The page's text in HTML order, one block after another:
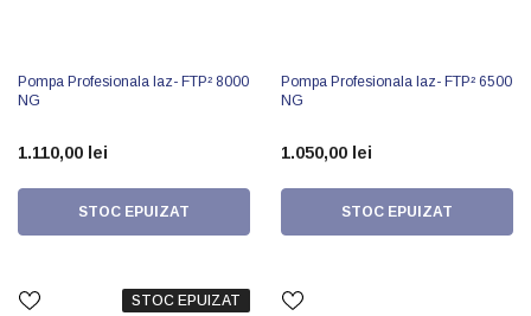
Pompa Profesionala Iaz- FTP² 8000
NG
1.110,00 lei
STOC EPUIZAT
Pompa Profesionala Iaz- FTP² 6500
NG
1.050,00 lei
STOC EPUIZAT
STOC EPUIZAT